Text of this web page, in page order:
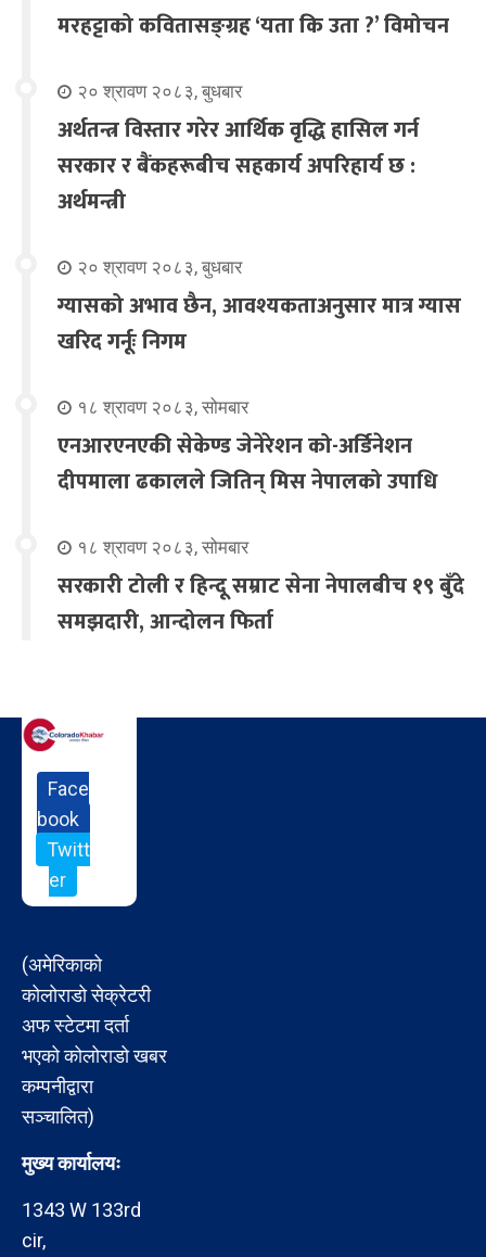
मरहट्टाको कवितासङ्ग्रह ‘यता कि उता ?’ विमोचन
२० श्रावण २०८३, बुधबार
अर्थतन्त्र विस्तार गरेर आर्थिक वृद्धि हासिल गर्न
सरकार र बैंकहरूबीच सहकार्य अपरिहार्य छ :
अर्थमन्त्री
२० श्रावण २०८३, बुधबार
ग्यासको अभाव छैन, आवश्यकताअनुसार मात्र ग्यास
खरिद गर्नूः निगम
१८ श्रावण २०८३, सोमबार
एनआरएनएकी सेकेण्ड जेनेरेशन को-अर्डिनेशन
दीपमाला ढकालले जितिन् मिस नेपालको उपाधि
१८ श्रावण २०८३, सोमबार
सरकारी टोली र हिन्दू सम्राट सेना नेपालबीच १९ बुँदे
समझदारी, आन्दोलन फिर्ता
Face
book
Twitt
er
(अमेरिकाको
कोलोराडो सेक्रेटरी
अफ स्टेटमा दर्ता
भएको कोलोराडो खबर
कम्पनीद्वारा
सञ्चालित)
मुख्य कार्यालयः
1343 W 133rd
cir,